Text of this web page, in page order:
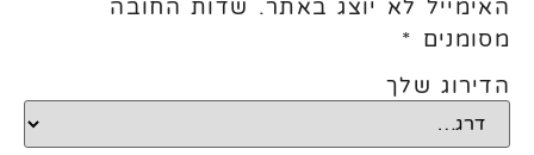
האימייל לא יוצג באתר. שדות החובה
מסומנים *
הדירוג שלך